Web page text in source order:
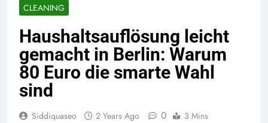
CLEANING
Haushaltsauflösung leicht
gemacht in Berlin: Warum
80 Euro die smarte Wahl
sind
Siddiquaseo 2 Years Ago 0 3 Mins